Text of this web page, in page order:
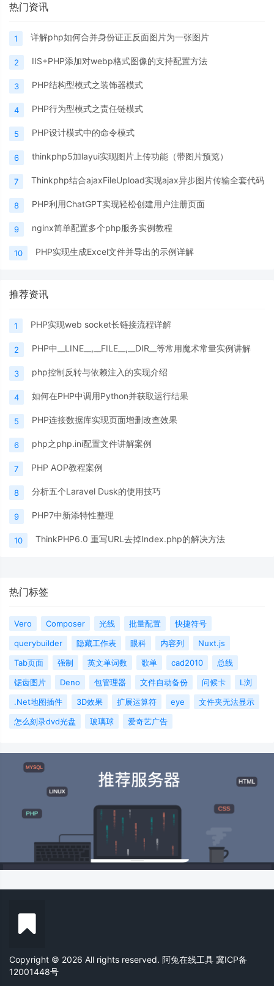
热门资讯
1 详解php如何合并身份证正反面图片为一张图片
2 IIS+PHP添加对webp格式图像的支持配置方法
3 PHP结构型模式之装饰器模式
4 PHP行为型模式之责任链模式
5 PHP设计模式中的命令模式
6 thinkphp5加layui实现图片上传功能（带图片预览）
7 Thinkphp结合ajaxFileUpload实现ajax异步图片传输全套代码
8 PHP利用ChatGPT实现轻松创建用户注册页面
9 nginx简单配置多个php服务实例教程
10 PHP实现生成Excel文件并导出的示例详解
推荐资讯
1 PHP实现web socket长链接流程详解
2 PHP中__LINE__,__FILE__,__DIR__等常用魔术常量实例讲解
3 php控制反转与依赖注入的实现介绍
4 如何在PHP中调用Python并获取运行结果
5 PHP连接数据库实现页面增删改查效果
6 php之php.ini配置文件讲解案例
7 PHP AOP教程案例
8 分析五个Laravel Dusk的使用技巧
9 PHP7中新添特性整理
10 ThinkPHP6.0 重写URL去掉Index.php的解决方法
热门标签
Vero Composer 光线 批量配置
快捷符号
querybuilder
隐藏工作表 眼科 内容列
Nuxt.js
Tab页面
强制 英文单词数 歌单 cad2010
总线
锯齿图片
Deno 包管理器 文件自动备份 问候卡
L浏
.Net地图插件
3D效果 扩展运算符 eye
文件夹无法显示
怎么刻录dvd光盘
玻璃球 爱奇艺广告
Copyright © 2026 All rights reserved. 阿兔在线工具 冀ICP备
12001448号